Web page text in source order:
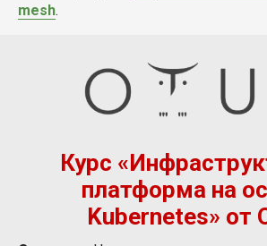
mesh.
Курс
платформа на
Kubernetes» от